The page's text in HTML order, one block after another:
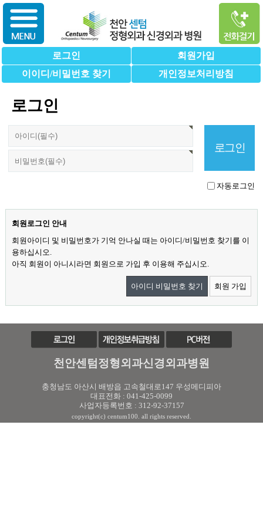
로그인
회원가입
이이디/비밀번호 찾기
개인정보처리방침
로그인
자동로그인
회원로그인 안내
회원아이디 및 비밀번호가 기억 안나실 때는 아이디/비밀번호 찾기를 이
용하십시오.
아직 회원이 아니시라면 회원으로 가입 후 이용해 주십시오.
아이디 비밀번호 찾기 회원 가입
천안센텀정형외과신경외과병원
충청남도 아산시 배방읍 고속철대로147 우성메디피아
대표전화 : 041-425-0099
사업자등록번호 : 312-92-37157
copyright(c) centum100. all rights reserved.